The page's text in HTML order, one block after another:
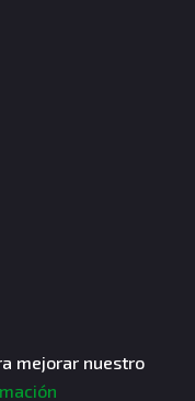
reservados.
mejorar nuestro